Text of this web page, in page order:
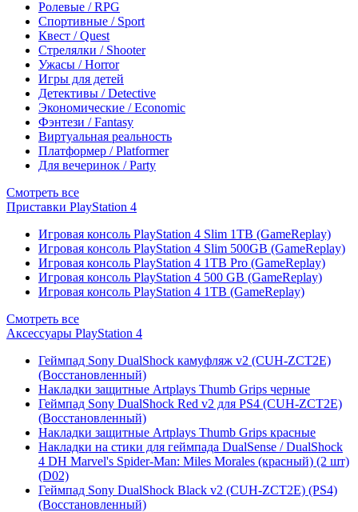
Ролевые / RPG
Спортивные / Sport
Квест / Quest
Стрелялки / Shooter
Ужасы / Horror
Игры для детей
Детективы / Detective
Экономические / Economic
Фэнтези / Fantasy
Виртуальная реальность
Платформер / Platformer
Для вечеринок / Party
Смотреть все
Приставки PlayStation 4
Игровая консоль PlayStation 4 Slim 1TB (GameReplay)
Игровая консоль PlayStation 4 Slim 500GB (GameReplay)
Игровая консоль PlayStation 4 1TB Pro (GameReplay)
Игровая консоль PlayStation 4 500 GB (GameReplay)
Игровая консоль PlayStation 4 1TB (GameReplay)
Смотреть все
Аксессуары PlayStation 4
Геймпад Sony DualShock камуфляж v2 (CUH-ZCT2E)
(Восстановленный)
Накладки защитные Artplays Thumb Grips черные
Геймпад Sony DualShock Red v2 для PS4 (CUH-ZCT2E)
(Восстановленный)
Накладки защитные Artplays Thumb Grips красные
Накладки на стики для геймпада DualSense / DualShock
4 DH Marvel's Spider-Man: Miles Morales (красный) (2 шт)
(D02)
Геймпад Sony DualShock Black v2 (CUH-ZCT2E) (PS4)
(Восстановленный)